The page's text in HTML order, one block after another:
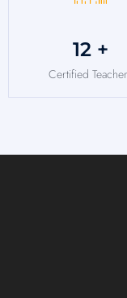
15 +
Certified